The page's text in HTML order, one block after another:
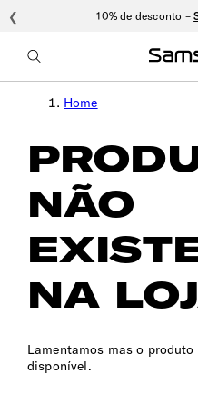
10% de desconto –
❮
Home
NÃO
NA
Lamentamos mas o
disponível.